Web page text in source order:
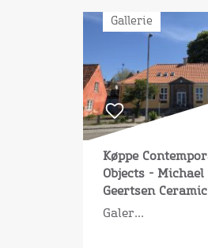
Gallerie
Køppe
Objects - Michael
Geertsen
Galer...